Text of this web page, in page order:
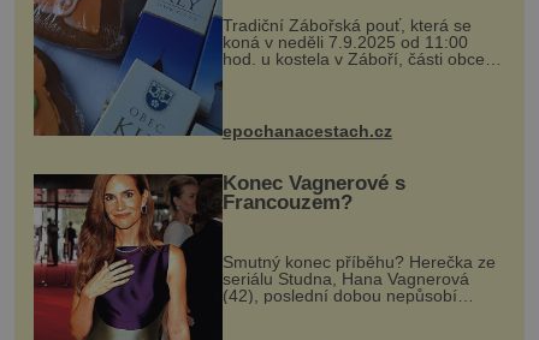
Tradiční Zábořská pouť, která se
koná v neděli 7.9.2025 od 11:00
hod. u kostela v Záboří, části obce
Kly u Mělníka. V programu naleznete
komentovanou prohlídku kostela,
epochanacestach.cz
Konec Vagnerové s
Francouzem?
Smutný konec příběhu? Herečka ze
seriálu Studna, Hana Vagnerová
(42), poslední dobou nepůsobí